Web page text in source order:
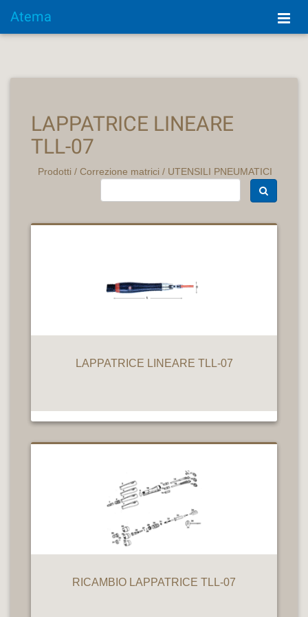
Atema
LAPPATRICE LINEARE
TLL-07
Prodotti / Correzione matrici / UTENSILI PNEUMATICI
LAPPATRICE LINEARE TLL-07
RICAMBIO LAPPATRICE TLL-07